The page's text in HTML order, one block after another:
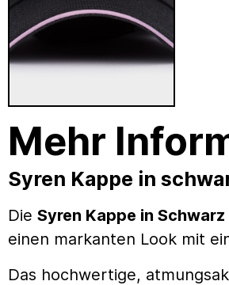
Mehr
Syren Kappe in
Die Syren Kappe in Schwarz
einen markanten Look mit
Das hochwertige,